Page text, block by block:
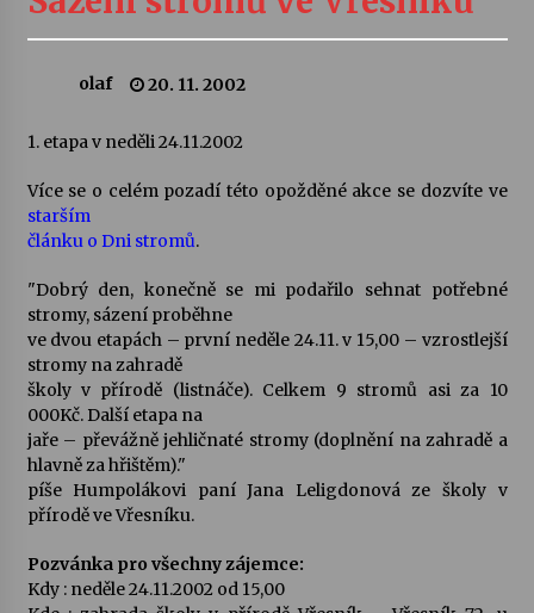
4. 8. 2026
Vernisáž výstavy Josefíny Duškové: Stávám se
kapkou
Veselí muzikanti
Pozvánka na integrační festival Quijotova
šedesátka: 28. 7.–1. 8. 2026
28. 7. 2026
Letní koncerty ve Stromovce: Kolchoz a
Jenakaši
28. 7. 2026
Votavžatský ploty
olaf 20. 11. 2002
1. etapa v neděli 24.11.2002
Více se o celém pozadí této opožděné akce se dozvíte ve
starším
článku o Dni stromů.
"Dobrý den, konečně se mi podařilo sehnat potřebné
stromy, sázení proběhne
ve dvou etapách – první neděle 24.11. v 15,00 – vzrostlejší
stromy na zahradě
školy v přírodě (listnáče). Celkem 9 stromů asi za 10
000Kč. Další etapa na
jaře – převážně jehličnaté stromy (doplnění na zahradě a
hlavně za hřištěm)."
píše Humpolákovi paní Jana Leligdonová ze školy v
přírodě ve Vřesníku.
Pozvánka pro všechny zájemce:
Kdy : neděle 24.11.2002 od 15,00